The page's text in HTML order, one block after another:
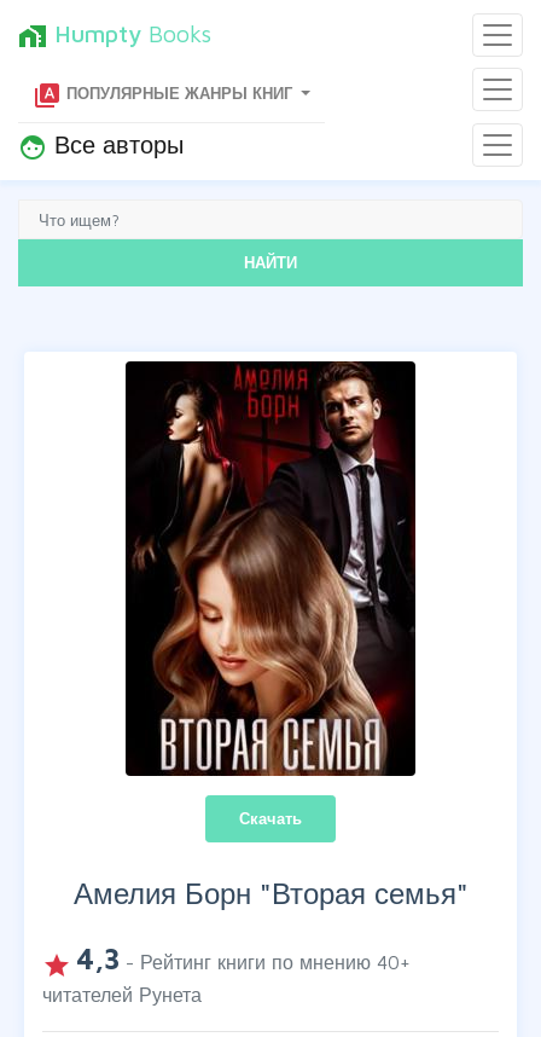
home_work Humpty Books
type_specimen ПОПУЛЯРНЫЕ ЖАНРЫ КНИГ
face Все авторы
НАЙТИ
Скачать
Амелия Борн "Вторая семья"
grade 4,3 - Рейтинг книги по мнению 40+
читателей Рунета